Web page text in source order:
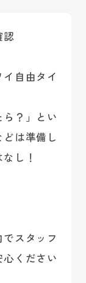
認
自由タイ
？」とい
は準備し
し！
スタッフ
ください